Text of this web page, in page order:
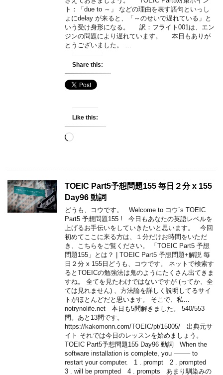
ト：「due to ～」 などの理由を表す語句といっし
ょにdelay が来ると、「～のせいで遅れている」と
いう受け身形になる。 訳：フライト001は、エン
ジンの問題により遅れています。 本日もありが
とうございました。 …
Share this:
Like this:
Loading…
TOEIC Part5予想問題155 毎日２分 x 155
Day96 動詞
どうも、コウです。 Welcome to コウ`s TOEIC
Part5 予想問題155 ! 今日もあなたの英語レベルを
上げるお手伝いをしていきたいと思います。 今回
初めてここに来る方は、１分だけお時間をいただ
き、こちらをご覧ください。 「TOEIC Part5 予想
問題155」とは？ | TOEIC Part5 予想問題+解説 毎
日２分 x 155日どうも、コウです。 ネットで検索す
るとTOEICの勉強法は鬼のようにたくさん出てきま
すね。 全てを見たわけではないですが (ってか、全
ては見れません) 、方法論を詳しく説明してるサイ
トがほとんどだと思います。 そこで、私…
notrynolife.net 本日も5問解きました。 540/553
問。あと13問です。
https://kakomonn.com/TOEIC/pt/15005/ 出典元サ
イト それでは今日のレッスンを始めましょう。
TOEIC Part5予想問題155 Day96 動詞 When the
software installation is complete, you ——– to
restart your computer. 1 . prompt 2 . prompted
3 . will be prompted 4 . prompts あまり馴染みの